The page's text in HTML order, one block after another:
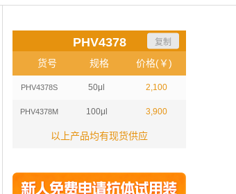
PHV4378 复制
货号 规格 价格(￥)
PHV4378S 50μl 2,100
PHV4378M 100μl 3,900
以上产品均有现货供应